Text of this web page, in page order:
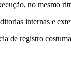
no mesmo
internas e
de registro